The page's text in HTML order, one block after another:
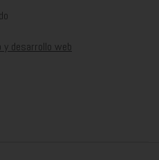
y desarrollo web